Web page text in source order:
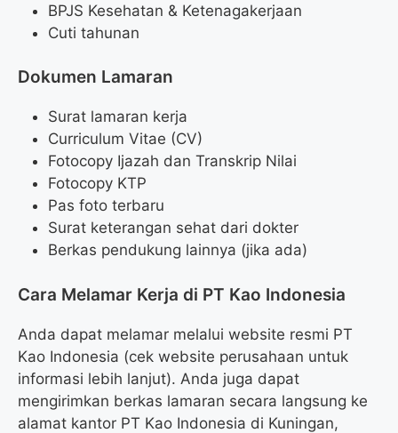
BPJS Kesehatan & Ketenagakerjaan
Cuti tahunan
Dokumen Lamaran
Surat lamaran kerja
Curriculum Vitae (CV)
Fotocopy Ijazah dan Transkrip Nilai
Fotocopy KTP
Pas foto terbaru
Surat keterangan sehat dari dokter
Berkas pendukung lainnya (jika ada)
Cara Melamar Kerja di PT Kao Indonesia
Anda dapat melamar melalui website resmi PT
Kao Indonesia (cek website perusahaan untuk
informasi lebih lanjut). Anda juga dapat
mengirimkan berkas lamaran secara langsung ke
alamat kantor PT Kao Indonesia di Kuningan,